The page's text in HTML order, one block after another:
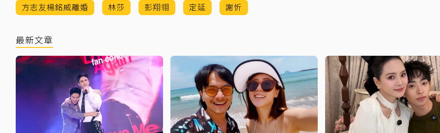
方志友楊銘威離婚 林莎 彭翔翎 定延 謝忻
最新文章